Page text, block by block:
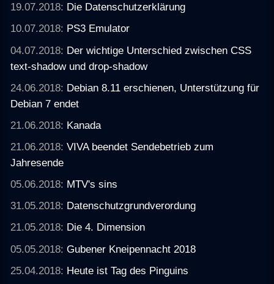
19.07.2018: Die Datenschutzerklärung
10.07.2018: PS3 Emulator
04.07.2018: Der wichtige Unterschied zwischen CSS
text-shadow und drop-shadow
24.06.2018: Debian 8.11 erschienen, Unterstützung für
Debian 7 endet
21.06.2018: Kanada
21.06.2018:VIVA beendet Sendebetrieb zum
Jahresende
05.06.2018: MTV's sins
31.05.2018: Datenschutzgrundverordung
21.05.2018: Die 4. Dimension
05.05.2018:Gubener Kneipennacht 2018
25.04.2018: Heute ist Tag des Pinguins